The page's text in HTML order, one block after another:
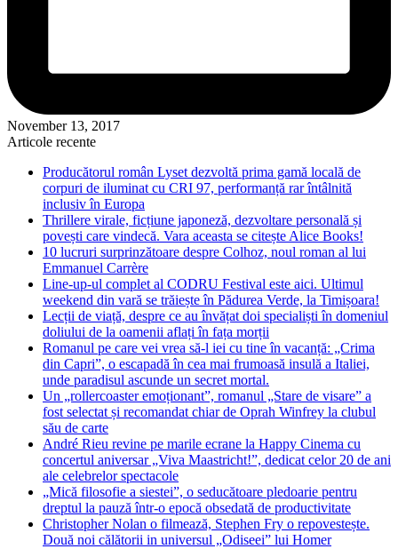
November 13, 2017
Articole recente
Producătorul român Lyset dezvoltă prima gamă locală de
corpuri de iluminat cu CRI 97, performanță rar întâlnită
inclusiv în Europa
Thrillere virale, ficțiune japoneză, dezvoltare personală și
povești care vindecă. Vara aceasta se citește Alice Books!
10 lucruri surprinzătoare despre Colhoz, noul roman al lui
Emmanuel Carrère
Line-up-ul complet al CODRU Festival este aici. Ultimul
weekend din vară se trăiește în Pădurea Verde, la Timișoara!
Lecții de viață, despre ce au învățat doi specialiști în domeniul
doliului de la oamenii aflați în fața morții
Romanul pe care vei vrea să-l iei cu tine în vacanță: „Crima
din Capri”, o escapadă în cea mai frumoasă insulă a Italiei,
unde paradisul ascunde un secret mortal.
Un „rollercoaster emoționant”, romanul „Stare de visare” a
fost selectat și recomandat chiar de Oprah Winfrey la clubul
său de carte
André Rieu revine pe marile ecrane la Happy Cinema cu
concertul aniversar „Viva Maastricht!”, dedicat celor 20 de ani
ale celebrelor spectacole
„Mică filosofie a siestei”, o seducătoare pledoarie pentru
dreptul la pauză într-o epocă obsedată de productivitate
Christopher Nolan o filmează, Stephen Fry o repovestește.
Două noi călătorii in universul „Odiseei” lui Homer